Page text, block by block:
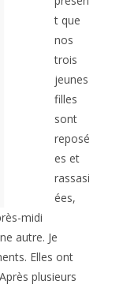
t que
nos
trois
jeunes
filles
sont
reposé
es et
rassasi
ées,
midi
autre. Je
Elles ont
plusieurs